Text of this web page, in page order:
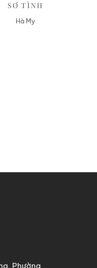
SƠ TÌNH
Hà My
Phường